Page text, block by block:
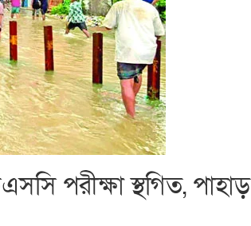
পরীক্ষা স্থগিত, পাহাড়